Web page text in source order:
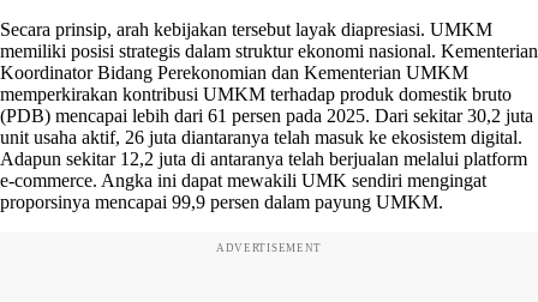
Secara prinsip, arah kebijakan tersebut layak diapresiasi. UMKM
memiliki posisi strategis dalam struktur ekonomi nasional. Kementerian
Koordinator Bidang Perekonomian dan Kementerian UMKM
memperkirakan kontribusi UMKM terhadap produk domestik bruto
(PDB) mencapai lebih dari 61 persen pada 2025. Dari sekitar 30,2 juta
unit usaha aktif, 26 juta diantaranya telah masuk ke ekosistem digital.
Adapun sekitar 12,2 juta di antaranya telah berjualan melalui platform
e-commerce. Angka ini dapat mewakili UMK sendiri mengingat
proporsinya mencapai 99,9 persen dalam payung UMKM.
ADVERTISEMENT